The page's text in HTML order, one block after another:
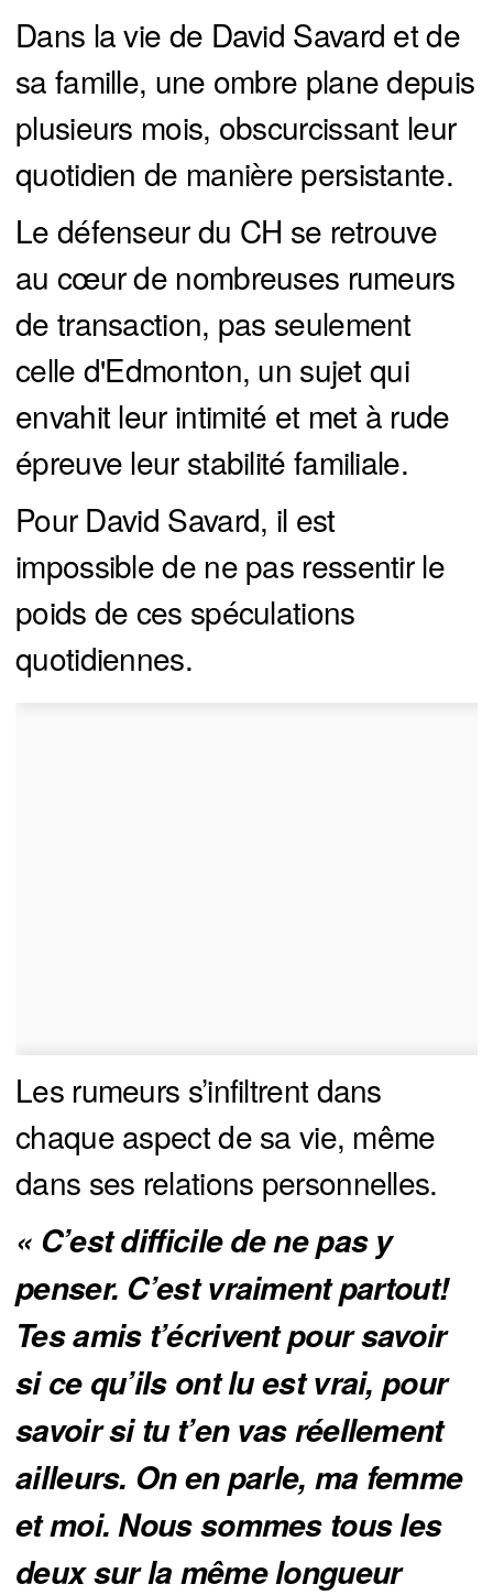
Dans la vie de David Savard et de
sa famille, une ombre plane depuis
plusieurs mois, obscurcissant leur
quotidien de manière persistante.
Le défenseur du CH se retrouve
au cœur de nombreuses rumeurs
de transaction, pas seulement
celle d'Edmonton, un sujet qui
envahit leur intimité et met à rude
épreuve leur stabilité familiale.
Pour David Savard, il est
impossible de ne pas ressentir le
poids de ces spéculations
quotidiennes.
Les rumeurs s’infiltrent dans
chaque aspect de sa vie, même
dans ses relations personnelles.
« C’est difficile de ne pas y
penser. C’est vraiment partout!
Tes amis t’écrivent pour savoir
si ce qu’ils ont lu est vrai, pour
savoir si tu t’en vas réellement
ailleurs. On en parle, ma femme
et moi. Nous sommes tous les
deux sur la même longueur